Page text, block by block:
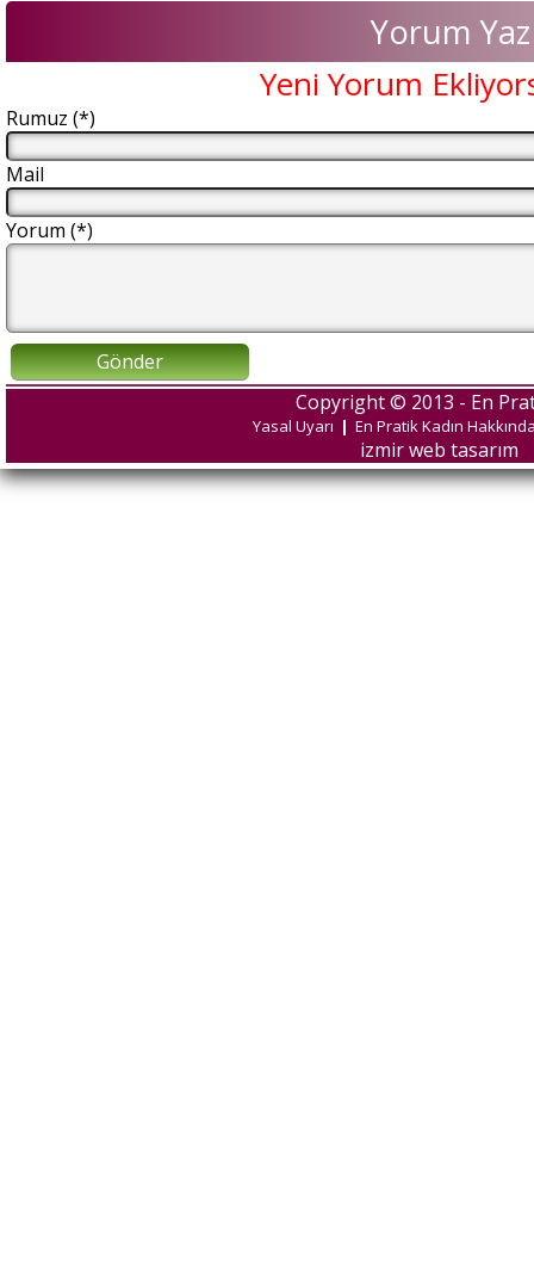
Yorum Yaz
Yeni Yorum
Rumuz (*)
Mail
Yorum (*)
Gönder
Copyright © 2013 - En
Yasal Uyarı | En Pratik Kadın
izmir web tasarım